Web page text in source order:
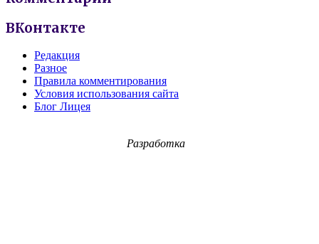
ВКонтакте
Редакция
Разное
Правила комментирования
Условия использования сайта
Блог Лицея
Разработка